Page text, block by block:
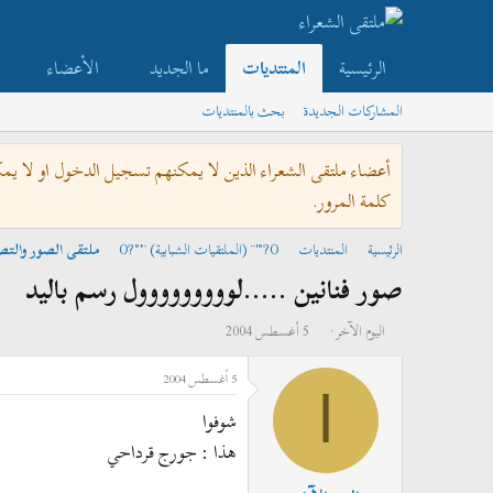
الرئيسية المنتديات ما الجديد الأعضاء
المشاركات الجديدة بحث بالمنتديات
أعضاء ملتقى الشعراء الذين لا يمكنهم تسجيل الدخول او لا
كلمة المرور.
الرئيسية المنتديات O?°'¨ (الملتقيات الشبابية) ¨'°?O ملتقى الصور
صور فنانين .....لووووووووول رسم باليد
ب
ئ
اليوم الآخر
ت
ر
ل
5 أغسطس 2004
5 أغسطس 2004
شوفوا
هذا : جورج قرداحي